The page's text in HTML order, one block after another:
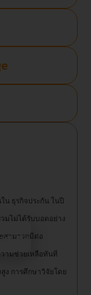
น ธุรกิจประกัน ในปี
มไม่ได้รับบอตอย่าง
สามารถมีต่อ
ามช่วยเหลือทันที
ง การศึกษาวิจัยโดย